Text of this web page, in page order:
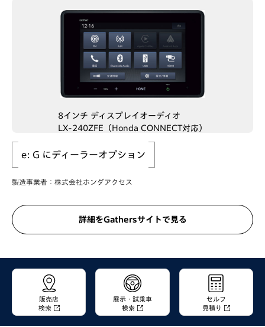
8インチ ディスプレイオーディオ
LX-240ZFE（Honda CONNECT対応）
e: G にディーラーオプション
製造事業者：株式会社ホンダアクセス
詳細をGathersサイトで見る
販売店
検索
展示・試乗車
検索
セルフ
見積り